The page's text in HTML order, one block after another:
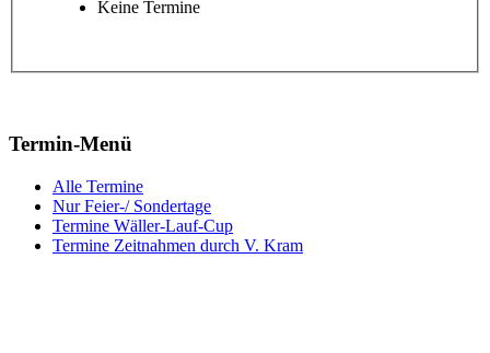
Keine Termine
Termin-Menü
Alle Termine
Nur Feier-/ Sondertage
Termine Wäller-Lauf-Cup
Termine Zeitnahmen durch V. Kram